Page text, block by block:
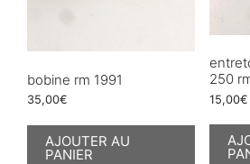
bobine rm 1991
35,00€
AJOUTER AU
PANIER
250
15,00€